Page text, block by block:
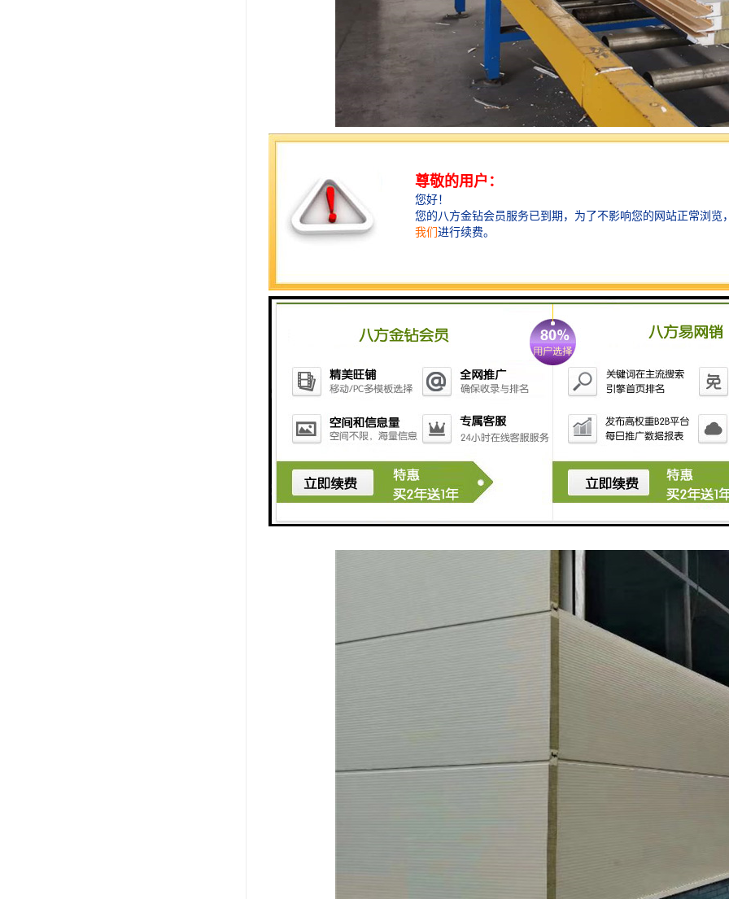
聚氨酯封边是一种用于家具制造的边缘封闭材料，具有以下特点：
1. 耐磨性：聚氨酯封边具有出色的耐磨性，能够抵御家具表面受到的摩擦和磨损。
3. 耐温性：聚氨酯封边能够耐受一定温度范围内的高温，不易变形或熔化。
5. 易于加工：聚氨酯封边易于加工、切割和安装，可以根据不同的家具形状和尺寸进
重新生成